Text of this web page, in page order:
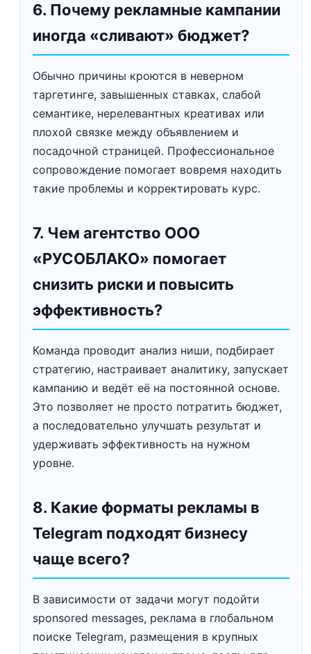
6. Почему рекламные кампании
иногда «сливают» бюджет?
Обычно причины кроются в неверном
таргетинге, завышенных ставках, слабой
семантике, нерелевантных креативах или
плохой связке между объявлением и
посадочной страницей. Профессиональное
сопровождение помогает вовремя находить
такие проблемы и корректировать курс.
7. Чем агентство ООО
«РУСОБЛАКО» помогает
снизить риски и повысить
эффективность?
Команда проводит анализ ниши, подбирает
стратегию, настраивает аналитику, запускает
кампанию и ведёт её на постоянной основе.
Это позволяет не просто потратить бюджет,
а последовательно улучшать результат и
удерживать эффективность на нужном
уровне.
8. Какие форматы рекламы в
Telegram подходят бизнесу
чаще всего?
В зависимости от задачи могут подойти
sponsored messages, реклама в глобальном
поиске Telegram, размещения в крупных